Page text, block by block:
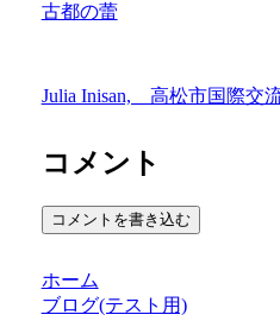
古都の蕾
Julia Inisan, 高松市国際交
コメント
コメントを書き込む
ホーム
ブログ(テスト用)